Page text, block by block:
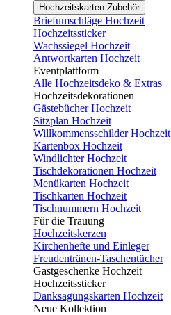
Hochzeitskarten Zubehör
Briefumschläge Hochzeit
Hochzeitssticker
Wachssiegel Hochzeit
Antwortkarten Hochzeit
Eventplattform
Alle Hochzeitsdeko & Extras
Hochzeitsdekorationen
Gästebücher Hochzeit
Sitzplan Hochzeit
Willkommensschilder Hochzeit
Kartenbox Hochzeit
Windlichter Hochzeit
Tischdekorationen Hochzeit
Menükarten Hochzeit
Tischkarten Hochzeit
Tischnummern Hochzeit
Für die Trauung
Hochzeitskerzen
Kirchenhefte und Einleger
Freudentränen-Taschentücher
Gastgeschenke Hochzeit
Hochzeitssticker
Danksagungskarten Hochzeit
Neue Kollektion